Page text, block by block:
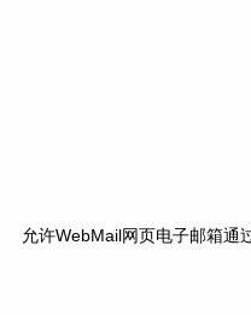
允许WebMail网页电子邮箱通